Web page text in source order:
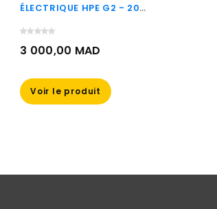
ÉLECTRIQUE HPE G2 - 20
(P9Q38A)
3 000,00 MAD
Voir le produit